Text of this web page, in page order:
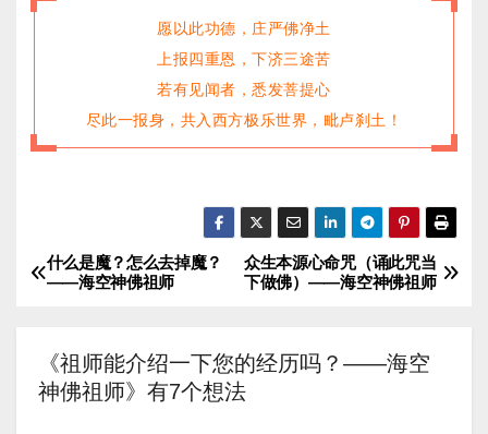
愿以此功德，庄严佛净土
上报四重恩，下济三途苦
若有见闻者，悉发菩提心
尽此一报身，共入西方极乐世界，毗卢刹土！
文
导
航
众生本源心命咒（诵此咒当
下做佛）——海空神佛祖师
什么是魔？怎么去掉魔？
——海空神佛祖师
《祖师能介绍一下您的经历吗？——海空
神佛祖师》有7个想法